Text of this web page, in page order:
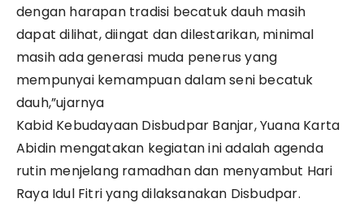
dengan harapan tradisi becatuk dauh masih
dapat dilihat, diingat dan dilestarikan, minimal
masih ada generasi muda penerus yang
mempunyai kemampuan dalam seni becatuk
dauh,”ujarnya
Kabid Kebudayaan Disbudpar Banjar, Yuana Karta
Abidin mengatakan kegiatan ini adalah agenda
rutin menjelang ramadhan dan menyambut Hari
Raya Idul Fitri yang dilaksanakan Disbudpar.